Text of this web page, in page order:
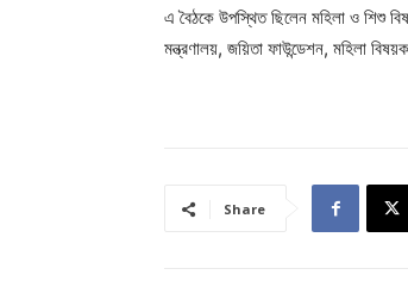
এ বৈঠকে উপস্থিত ছিলেন মহিলা ও শিশু
মন্ত্রণালয়, জয়িতা ফাউন্ডেশন, মহিলা
Share